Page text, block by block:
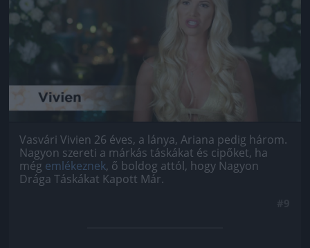
Vasvári Vivien 26 éves, a lánya, Ariana pedig három.
Nagyon szereti a márkás táskákat és cipőket, ha
még emlékeznek, ő boldog attól, hogy Nagyon
Drága Táskákat Kapott Már.